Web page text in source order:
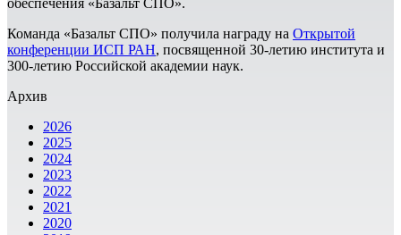
обеспечения «Базальт СПО».
Команда «Базальт СПО» получила награду на Открытой
конференции ИСП РАН, посвященной 30-летию института и
300-летию Российской академии наук.
Архив
2026
2025
2024
2023
2022
2021
2020